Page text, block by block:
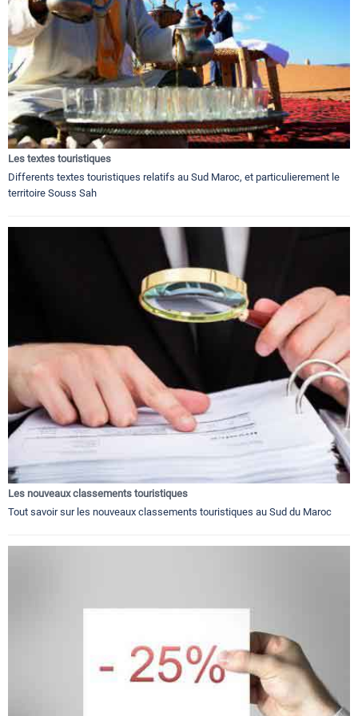
Les textes touristiques
Differents textes touristiques relatifs au Sud Maroc, et particulierement le
territoire Souss Sah
Les nouveaux classements touristiques
Tout savoir sur les nouveaux classements touristiques au Sud du Maroc